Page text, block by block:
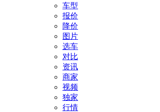
车型
报价
降价
图片
选车
对比
资讯
商家
视频
独家
行情